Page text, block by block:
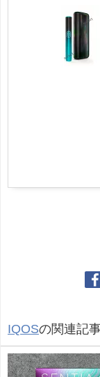
IQOSの関連記